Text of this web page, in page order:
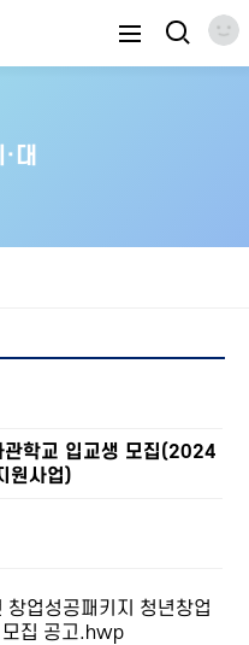
대
학교 입교생 모집(2024
원사업)
업성공패키지 청년창업
모집 공고.hwp